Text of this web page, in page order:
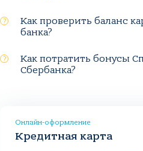
Как проверить баланс
банка?
Как потратить бонусы
Сбербанка?
Онлайн-оформление
Кредитная карта